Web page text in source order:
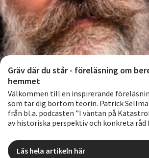
Gräv där du står - föreläsning om
hemmet
Välkommen till en inspirerande
som tar dig bortom teorin. Patrick
från bl.a. podcasten ”I väntan på
av historiska perspektiv och konkreta råd
Läs hela artikeln här